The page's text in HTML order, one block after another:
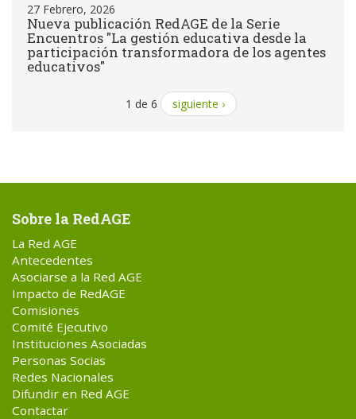
27 Febrero, 2026
Nueva publicación RedAGE de la Serie
Encuentros "La gestión educativa desde la
participación transformadora de los agentes
educativos"
1 de 6 siguiente ›
Sobre la RedAGE
La Red AGE
Antecedentes
Asociarse a la Red AGE
Impacto de RedAGE
Comisiones
Comité Ejecutivo
Instituciones Asociadas
Personas Socias
Redes Nacionales
Difundir en Red AGE
Contactar